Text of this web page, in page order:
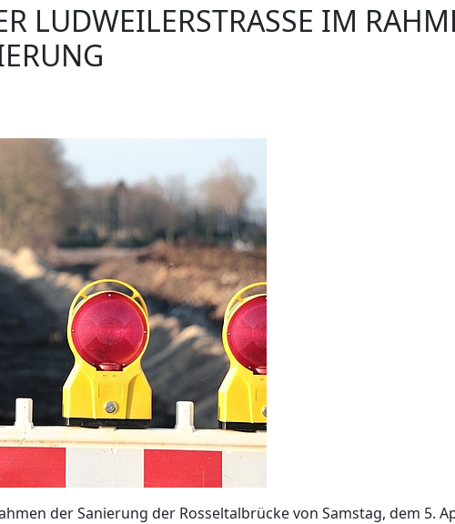
LUDWEILERSTRASSE IM
der Sanierung der Rosseltalbrücke von Samstag, dem 5.